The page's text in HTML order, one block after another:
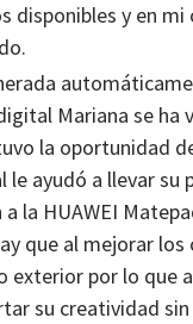
y en mi
Mariana se ha
la oportunidad
le ayudó a llevar
la HUAWEI
que al mejorar
por lo que
su creatividad